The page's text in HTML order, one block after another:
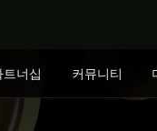
트너십 커뮤니티